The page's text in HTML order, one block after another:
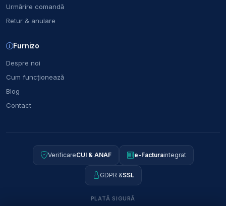
Urmărire comandă
Retur & anulare
Furnizo
Despre noi
Cum funcționează
Blog
Contact
VerificareCUI & ANAF e-Facturaintegrat
GDPR &SSL
PLATĂ SIGURĂ